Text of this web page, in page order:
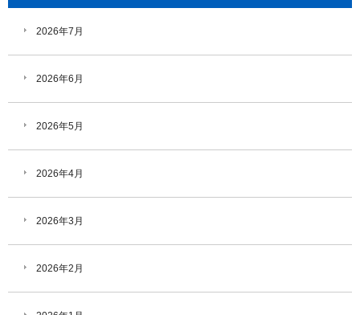
2026年7月
2026年6月
2026年5月
2026年4月
2026年3月
2026年2月